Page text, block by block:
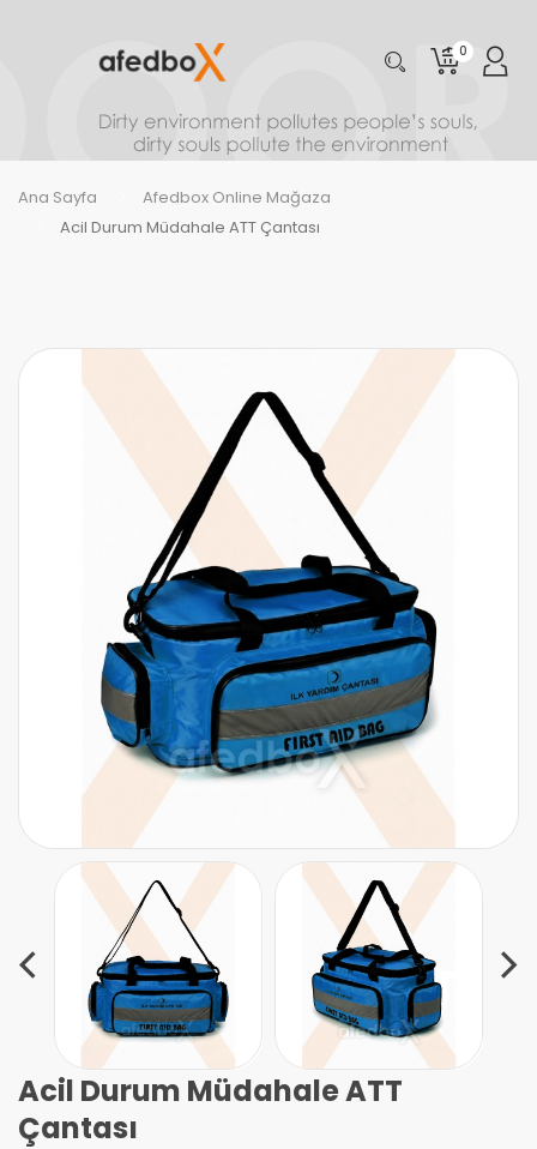
0
Ana Sayfa
Afedbox Online Mağaza
Acil Durum Müdahale ATT Çantası
Acil Durum Müdahale ATT
Çantası